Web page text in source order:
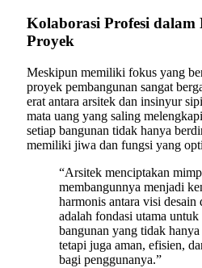
Kolaborasi Profesi
Proyek
Meskipun memiliki fokus yang
proyek pembangunan sangat
erat antara arsitek dan insinyur
mata uang yang saling
setiap bangunan tidak hanya
memiliki jiwa dan fungsi yang
“Arsitek menciptakan
membangunnya menjadi
harmonis antara visi desain
adalah fondasi utama
bangunan yang tidak
tetapi juga aman, efisien,
bagi penggunanya.”